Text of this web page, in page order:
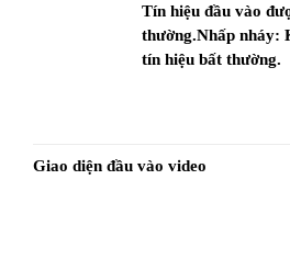
Tín hiệu đầu vào
thường.Nhấp nháy:
tín hiệu bất thường.
Giao diện đầu vào video